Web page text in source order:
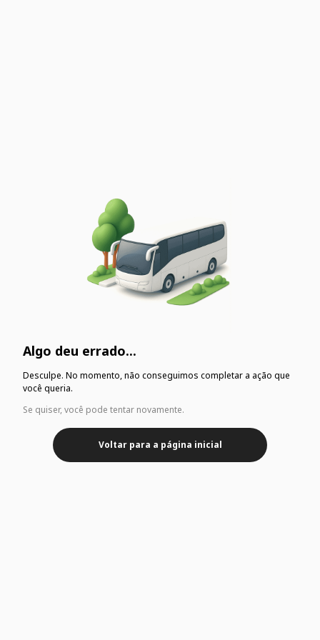
Algo deu errado...
Desculpe. No momento, não conseguimos completar a ação que
você queria.
Se quiser, você pode tentar novamente.
Voltar para a página inicial